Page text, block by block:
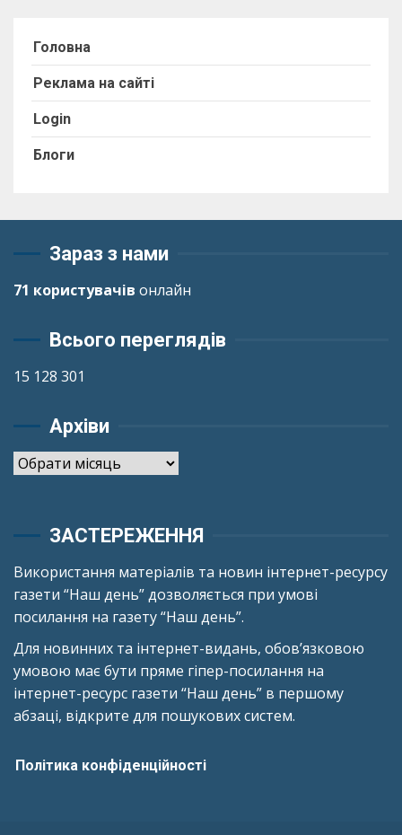
Головна
Реклама на сайті
Login
Блоги
Зараз з нами
71 користувачів онлайн
Всього переглядів
15 128 301
Архіви
Архіви
ЗАСТЕРЕЖЕННЯ
Використання матеріалів та новин інтернет-ресурсу
газети “Наш день” дозволяється при умові
посилання на газету “Наш день”.
Для новинних та інтернет-видань, обов’язковою
умовою має бути пряме гіпер-посилання на
інтернет-ресурс газети “Наш день” в першому
абзаці, відкрите для пошукових систем.
Політика конфіденційності